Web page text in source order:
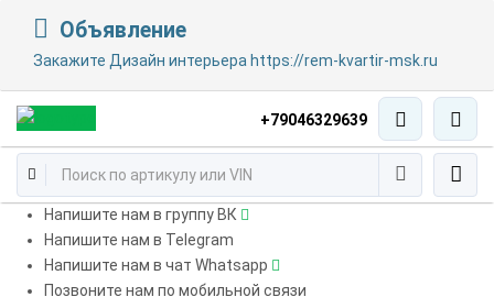
Объявление
Закажите Дизайн интерьера https://rem-kvartir-msk.ru
+79046329639
Напишите нам в группу ВК
Напишите нам в Telegram
Напишите нам в чат Whatsapp
Позвоните нам по мобильной связи